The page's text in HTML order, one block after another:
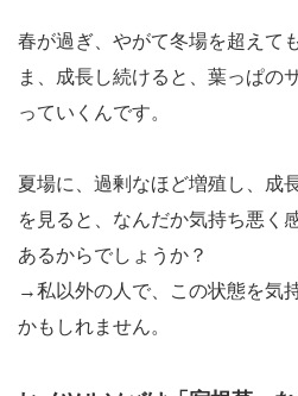
春が過ぎ、やがて冬場を超えて
ま、成長し続けると、葉っぱの
っていくんです。
夏場に、過剰なほど増殖し、成
を見ると、なんだか気持ち悪く
あるからでしょうか？
→私以外の人で、この状態を気
かもしれません。